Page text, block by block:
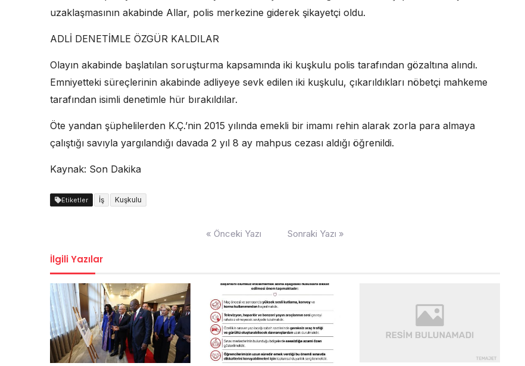
uzaklaşmasının akabinde Allar, polis merkezine giderek şikayetçi oldu.
ADLİ DENETİMLE ÖZGÜR KALDILAR
Olayın akabinde başlatılan soruşturma kapsamında iki kuşkulu polis tarafından gözaltına alındı.
Emniyetteki süreçlerinin akabinde adliyeye sevk edilen iki kuşkulu, çıkarıldıkları nöbetçi mahkeme
tarafından isimli denetimle hür bırakıldılar.
Öte yandan şüphelilerden K.Ç.’nin 2015 yılında emekli bir imamı rehin alarak zorla para almaya
çalıştığı savıyla yargılandığı davada 2 yıl 8 ay mahpus cezası aldığı öğrenildi.
Kaynak: Son Dakika
Etiketler İş Kuşkulu
« Önceki Yazı Sonraki Yazı »
İlgili Yazılar